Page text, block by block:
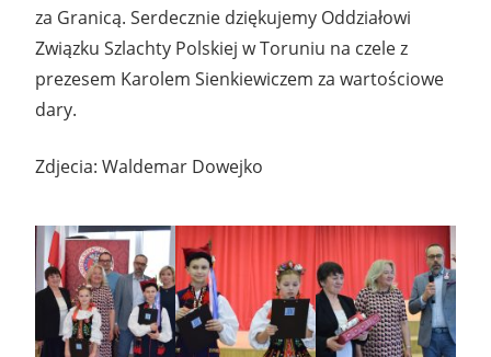
za Granicą. Serdecznie dziękujemy Oddziałowi
Związku Szlachty Polskiej w Toruniu na czele z
prezesem Karolem Sienkiewiczem za wartościowe
dary.
Zdjecia: Waldemar Dowejko